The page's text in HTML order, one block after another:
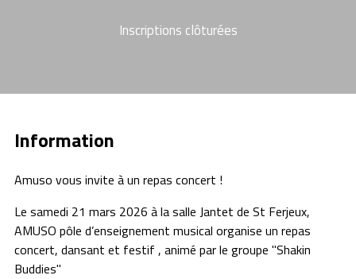
Inscriptions clôturées
Information
Amuso vous invite à un repas concert !
Le samedi 21 mars 2026 à la salle Jantet de St Ferjeux,
AMUSO pôle d’enseignement musical organise un repas
concert, dansant et festif , animé par le groupe "Shakin
Buddies"